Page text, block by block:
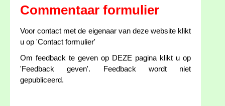
Commentaar formulier
Voor contact met de eigenaar van deze website klikt
u op 'Contact formulier'
Om feedback te geven op DEZE pagina klikt u op
'Feedback geven'. Feedback wordt niet
gepubliceerd.